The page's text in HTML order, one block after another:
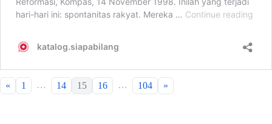
« 1 … 14 15 16 … 104 »